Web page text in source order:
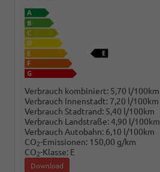
Verbrauch kombiniert: 5,70 l/100km
Verbrauch Innenstadt: 7,20 l/100km
Verbrauch Stadtrand: 5,40 l/100km
Verbrauch Landstraße:4,90 l/100km
Verbrauch Autobahn: 6,10 l/100km
CO2-Emissionen: 150,00 g/km
CO2-Klasse: E
Download